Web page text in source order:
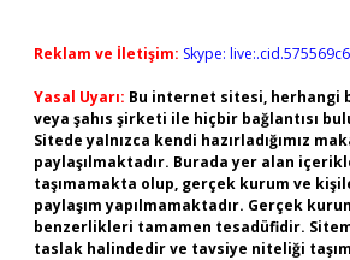
Reklam ve İletişim: Skype:
Yasal Uyarı: Bu internet sitesi, herhangi
veya şahıs şirketi ile hiçbir bağlantısı
Sitede yalnızca kendi hazırladığımız
paylaşılmaktadır. Burada yer alan
taşımamakta olup, gerçek kurum ve
paylaşım yapılmamaktadır. Gerçek
benzerlikleri tamamen tesadüfidir.
taslak halindedir ve tavsiye niteliği